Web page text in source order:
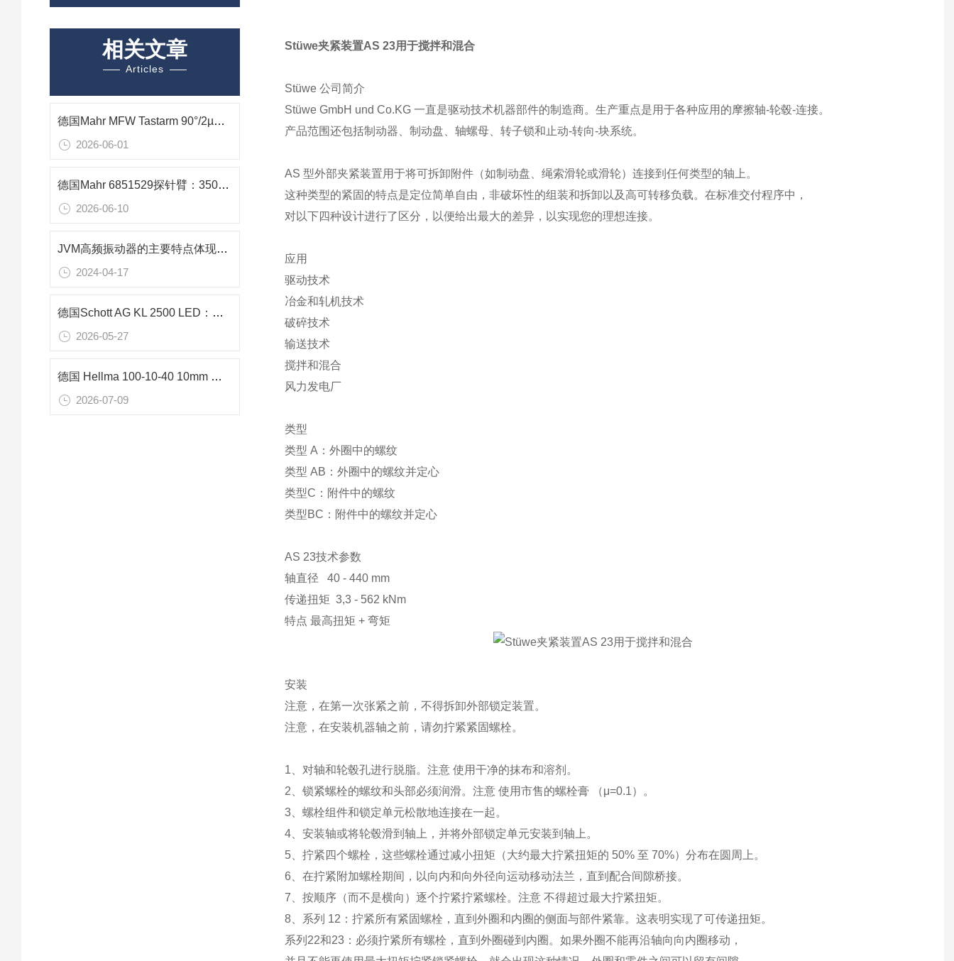
相关文章
Articles
德国Mahr MFW Tastarm 90°/2µm 6851854内孔粗糙度检测探针技术应用
2026-06-01
德国Mahr 6851529探针臂：350mm长行程深腔测量专用精密组件
2026-06-10
JVM高频振动器的主要特点体现在哪些方面？
2024-04-17
德国Schott AG KL 2500 LED：免维护高精度冷光源
2026-05-27
德国 Hellma 100-10-40 10mm 石英比色皿分光光度计专用技术详解
2026-07-09
Stüwe夹紧装置AS 23用于搅拌和混合
Stüwe 公司简介
Stüwe GmbH und Co.KG 一直是驱动技术机器部件的制造商。生产重点是用于各种应用的摩擦轴-轮毂-连接。
产品范围还包括制动器、制动盘、轴螺母、转子锁和止动-转向-块系统。
AS 型外部夹紧装置用于将可拆卸附件（如制动盘、绳索滑轮或滑轮）连接到任何类型的轴上。
这种类型的紧固的特点是定位简单自由，非破坏性的组装和拆卸以及高可转移负载。在标准交付程序中，
对以下四种设计进行了区分， 以便给出最大的差异，以实现您的理想连接。
应用
驱动技术
冶金和轧机技术
破碎技术
输送技术
搅拌和混合
风力发电厂
类型
类型 A：外圈中的螺纹
类型 AB：外圈中的螺纹并定心
类型C：附件中的螺纹
类型BC：附件中的螺纹并定心
AS 23技术参数
轴直径 40 - 440 mm
传递扭矩 3,3 - 562 kNm
特点 最高扭矩 + 弯矩
安装
注意，在第一次张紧之前，不得拆卸外部锁定装置。
注意，在安装机器轴之前，请勿拧紧紧固螺栓。
1、对轴和轮毂孔进行脱脂。注意 使用干净的抹布和溶剂。
2、锁紧螺栓的螺纹和头部必须润滑。注意 使用市售的螺栓膏 （μ=0.1）。
3、螺栓组件和锁定单元松散地连接在一起。
4、安装轴或将轮毂滑到轴上，并将外部锁定单元安装到轴上。
5、拧紧四个螺栓，这些螺栓通过减小扭矩（大约最大拧紧扭矩的 50% 至 70%）分布在圆周上。
6、在拧紧附加螺栓期间，以向内和向外径向运动移动法兰，直到配合间隙桥接。
7、按顺序（而不是横向）逐个拧紧拧紧螺栓。注意 不得超过最大拧紧扭矩。
8、系列 12：拧紧所有紧固螺栓，直到外圈和内圈的侧面与部件紧靠。这表明实现了可传递扭矩。
系列22和23：必须拧紧所有螺栓，直到外圈碰到内圈。如果外圈不能再沿轴向向内圈移动，